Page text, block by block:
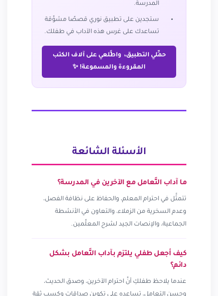
المدرسة.
ستجدين على تطبيق نوري قصصًا مشوِّقة
تساعدك على غرس هذه الآداب في طفلك.
حمِّلي التطبيق، واطَّلعي على آلاف الكتب
المقروءة والمسموعة! ✨
الأسئلة الشائعة
ما آداب التَّعامل مع الآخرين في المدرسة؟
تتمثَّل في احترام المعلم، والحفاظ على نظافة الفصل،
وعدم السخرية من الزملاء، والتعاون في الأنشطة
الجماعية، والإنصات الجيد لشرح المعلِّمين.
كيف أجعل طفلي يلتزم بآداب التَّعامل بشكل
دائم؟
عندما يلاحظ طفلكِ أنَّ احترام الآخرين، وصدق الحديث،
وحسن التعامل، تساعده على تكوين صداقات وكسب ثقة